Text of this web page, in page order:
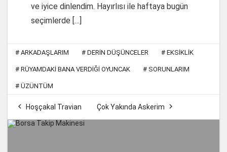
ve iyice dinlendim. Hayırlısı ile haftaya bugün
seçimlerde […]
# ARKADAŞLARIM # DERIN DÜŞÜNCELER # EKSIKLIK
# RÜYAMDAKI BANA VERDIĞI OYUNCAK # SORUNLARIM
# ÜZÜNTÜM
 Hoşçakal Travian Çok Yakında Askerim 